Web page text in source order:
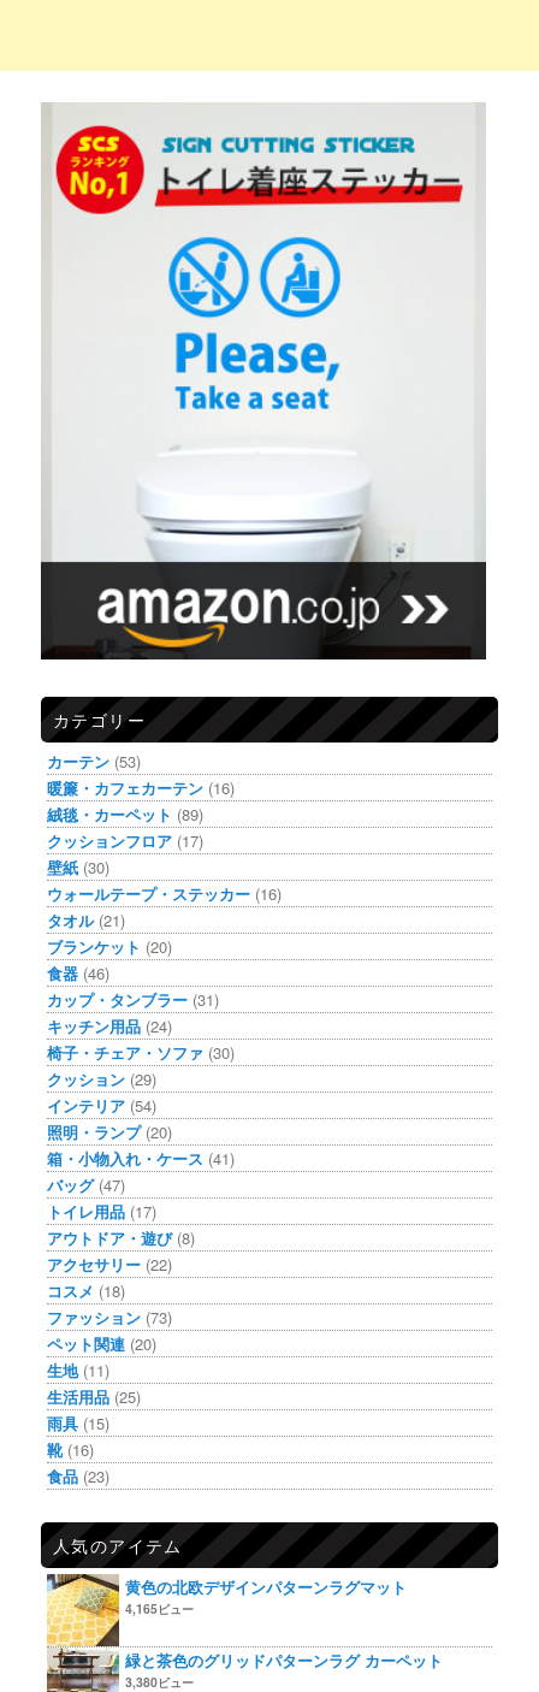
カテゴリー
カーテン (53)
暖簾・カフェカーテン (16)
絨毯・カーペット (89)
クッションフロア (17)
壁紙 (30)
ウォールテープ・ステッカー (16)
タオル(21)
ブランケット (20)
食器 (46)
カップ・タンブラー (31)
キッチン用品 (24)
椅子・チェア・ソファ (30)
クッション (29)
インテリア (54)
照明・ランプ(20)
箱・小物入れ・ケース (41)
バッグ(47)
トイレ用品 (17)
アウトドア・遊び(8)
アクセサリー (22)
コスメ (18)
ファッション (73)
ペット関連 (20)
生地(11)
生活用品 (25)
雨具 (15)
靴(16)
食品 (23)
人気のアイテム
黄色の北欧デザインパターンラグマット
4,165ビュー
緑と茶色のグリッドパターンラグ カーペット
3,380ビュー